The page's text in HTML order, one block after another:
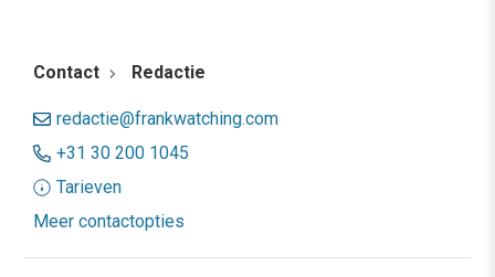
Contact Redactie
redactie@frankwatching.com
+31 30 200 1045
Tarieven
Meer contactopties